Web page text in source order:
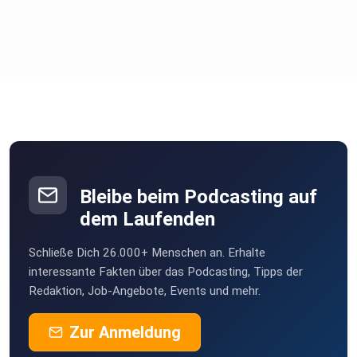
Bleibe beim Podcasting auf
dem Laufenden
Schließe Dich 26.000+ Menschen an. Erhalte
interessante Fakten über das Podcasting, Tipps der
Redaktion, Job-Angebote, Events und mehr.
Zur Anmeldung